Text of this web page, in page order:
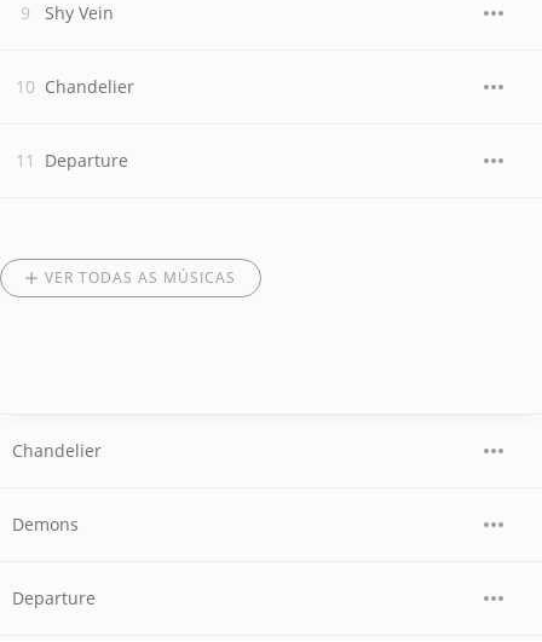
Shy Vein
Chandelier
Departure
VER TODAS AS MÚSICAS
Chandelier
Demons
Departure